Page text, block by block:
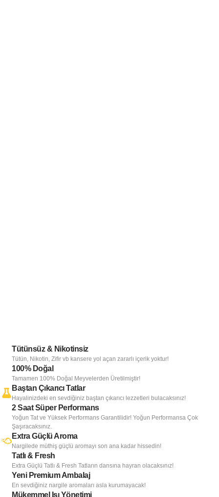
Tütünsüz & Nikotinsiz
Tütün, Nikotin, Zifir vb kansere yol açan zararlı içerik yoktur!
100% Doğal
Tamamen 100% Doğal Meyvelerden Üretilmiştir!
Baştan Çıkarıcı Tatlar
Hayalinizdeki en sevdiğiniz baştan çıkarıcı lezzetleri bulacaksınız!
2 Saat Süper Performans
Yoğun Tat ve Yüksek Performans Garantilidir! Yoğun Performansa Çok
Şaşıracaksınız.
Extra Güçlü Aroma
Nargilede müthiş güçlü aromayı son ana kadar hissedin!
Tatlı & Fresh
Extra Güçlü Tatlı & Fresh Tatların dansına hayran olacaksınız!
Yeni Premium Ambalaj
En sevdiğiniz nargile aromaları asla kurumayacak!
Mükemmel Isı Yönetimi